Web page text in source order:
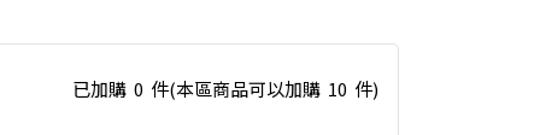
已加購 0 件(本區商品可以加購 10 件)